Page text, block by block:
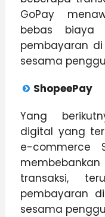
GoPay
bebas biaya
pembayaran
sesama
ShopeePay
Yang
digital yang
e-commerce
transaksi,
pembayaran
sesama